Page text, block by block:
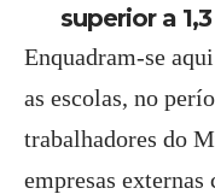
superior a
Enquadram-se
as escolas, no
trabalhadores do
empresas